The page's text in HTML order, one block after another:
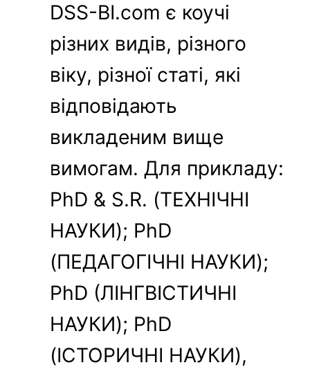
DSS-BI.com є коучі
різних видів, різного
віку, різної статі, які
відповідають
викладеним вище
вимогам. Для прикладу:
PhD & S.R. (ТЕХНІЧНІ
НАУКИ); PhD
(ПЕДАГОГІЧНІ НАУКИ);
PhD (ЛІНГВІСТИЧНІ
НАУКИ); PhD
(ІСТОРИЧНІ НАУКИ),